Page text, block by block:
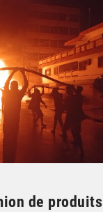
de produits